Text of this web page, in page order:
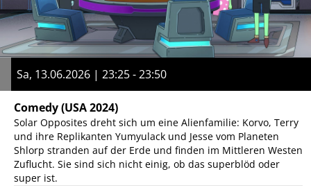
Sa, 13.06.2026 | 23:25 - 23:50
Comedy(USA 2024)
Solar Opposites dreht sich um eine Alienfamilie: Korvo, Terry
und ihre Replikanten Yumyulack und Jesse vom Planeten
Shlorp stranden auf der Erde und finden im Mittleren Westen
Zuflucht. Sie sind sich nicht einig, ob das superblöd oder
super ist.